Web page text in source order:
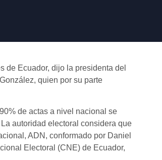
de Ecuador, dijo la presidenta del
quien por su parte
de actas a nivel nacional se
autoridad electoral considera que
ADN, conformado por Daniel
Electoral (CNE) de Ecuador,